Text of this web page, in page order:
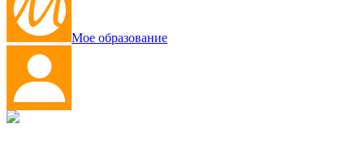
Мое образование